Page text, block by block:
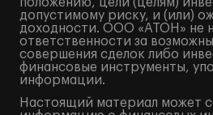
допустимому риску, и (или)
доходности. ООО «АТОН» не
ответственности за
совершения сделок либо
финансовые инструменты,
информации.
Настоящий материал может